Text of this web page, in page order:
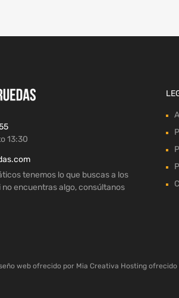
13:30
tenemos lo que buscas a los
no encuentras algo, consúltanos
web ofrecido por Mia Creativa Hosting ofrecido